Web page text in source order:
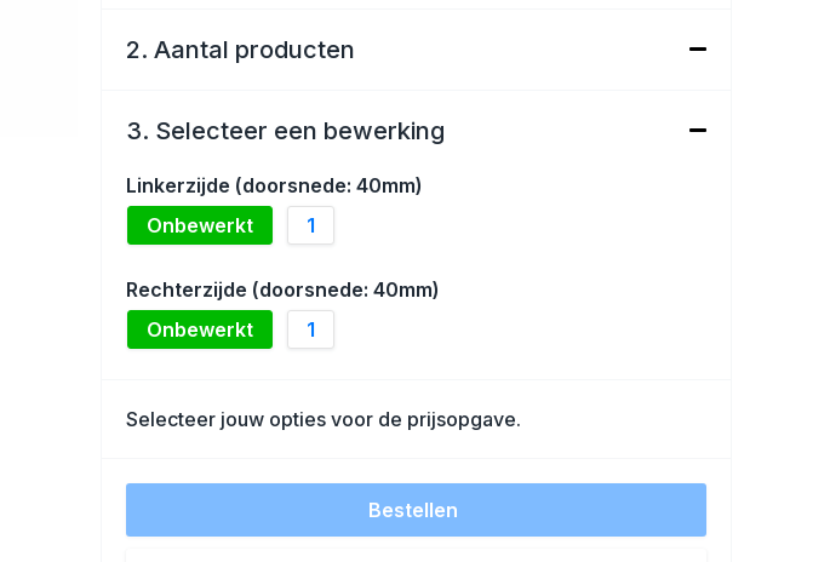
2. Aantal producten
3. Selecteer een bewerking
Linkerzijde (doorsnede: 40mm)
Onbewerkt
1
Rechterzijde (doorsnede: 40mm)
Onbewerkt
1
Selecteer jouw opties voor de prijsopgave.
Bestellen